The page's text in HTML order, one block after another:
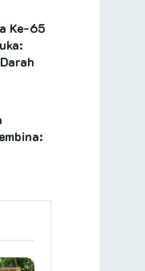
Ke-65